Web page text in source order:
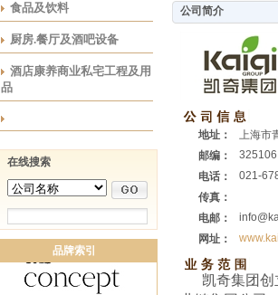
食品及饮料
厨房.餐厅及酒吧设备
酒店康养商业私宅工程及用
品
在线搜索
品牌索引
公司简介
地址：
上海市
邮编：
325106
电话：
021-
传真：
电邮：
网址：
凯奇集团